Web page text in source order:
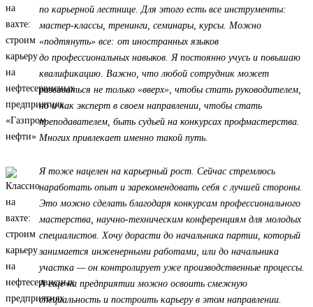
по карьерной лестнице. Для этого есть все инструменты:
мастер-классы, тренинги, семинары, курсы. Можно
«подтянуть» все: от иностранных языков
до профессиональных навыков. Я постоянно учусь и повышаю
квалификацию. Важно, что любой сотрудник может
развиваться не только «вверх», чтобы стать руководителем,
но и как эксперт в своем направлении, чтобы стать
преподавателем, быть судьей на конкурсах профмастерства.
Многих привлекает именно такой путь.
Я тоже нацелен на карьерный рост. Сейчас стремлюсь
наработать опыт и зарекомендовать себя с лучшей стороны.
Это можно сделать благодаря конкурсам профессионального
мастерства, научно-техническим конференциям для молодых
специалистов. Хочу дорасти до начальника партии, который
занимается инженерными работами, или до начальника
участка — он контролирует уже производственные процессы.
А еще на предприятии можно освоить смежную
специальность и построить карьеру в этом направлении.